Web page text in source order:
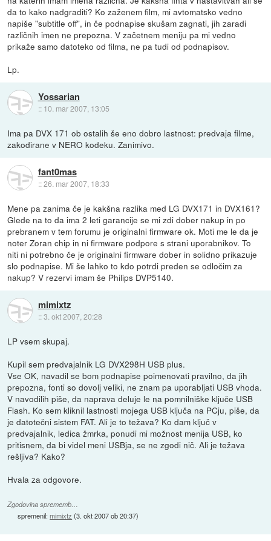
da to kako nadgraditi? Ko zaženem film, mi avtomatsko vedno
napiše "subtitle off", in če podnapise skušam zagnati, jih zaradi
različnih imen ne prepozna. V začetnem meniju pa mi vedno
prikaže samo datoteko od filma, ne pa tudi od podnapisov.
Lp.
Yossarian
:: 10. mar 2007, 13:05
Ima pa DVX 171 ob ostalih še eno dobro lastnost: predvaja filme,
zakodirane v NERO kodeku. Zanimivo.
fant0mas
::26. mar 2007, 18:33
Mene pa zanima če je kakšna razlika med LG DVX171 in DVX161?
Glede na to da ima 2 leti garancije se mi zdi dober nakup in po
prebranem v tem forumu je originalni firmware ok. Moti me le da je
noter Zoran chip in ni firmware podpore s strani uporabnikov. To
niti ni potrebno če je originalni firmware dober in solidno prikazuje
slo podnapise. Mi še lahko to kdo potrdi preden se odločim za
nakup? V rezervi imam še Philips DVP5140.
mimixtz
::3. okt 2007, 20:28
LP vsem skupaj.
Kupil sem predvajalnik LG DVX298H USB plus.
Vse OK, navadil se bom podnapise poimenovati pravilno, da jih
prepozna, fonti so dovolj veliki, ne znam pa uporabljati USB vhoda.
V navodilih piše, da naprava deluje le na pomnilniške ključe USB
Flash. Ko sem kliknil lastnosti mojega USB ključa na PCju, piše, da
je datotečni sistem FAT. Ali je to težava? Ko dam ključ v
predvajalnik, ledica žmrka, ponudi mi možnost menija USB, ko
pritisnem, da bi videl meni USBja, se ne zgodi nič. Ali je težava
rešljiva? Kako?
Hvala za odgovore.
Zgodovina sprememb…
spremenil:mimixtz (3. okt 2007 ob 20:37)